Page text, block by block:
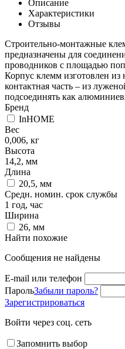
Описание
Характеристики
Отзывы
Строительно-монтажные
предназначены для
проводников c площадью
Корпус клемм изготовлен
контактная часть – из
подсоединять как
Бренд
InHOME
Вес
0,006, кг
Высота
14,2, мм
Длина
20,5, мм
Средн. номин. срок службы
1 год, час
Ширина
26, мм
Найти похожие
Сообщения не найдены
E-mail или телефон
ПарольЗабыли пароль?
Зарегистрироваться
Войти через соц. сеть
Запомнить выбор